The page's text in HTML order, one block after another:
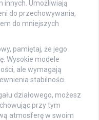
innych. Umożliwiają
do przechowywania,
do mniejszych
pamiętaj, że jego
Wysokie modele
ale wymagają
stabilności.
działowego, możesz
przy tym
atmosferę w swoim